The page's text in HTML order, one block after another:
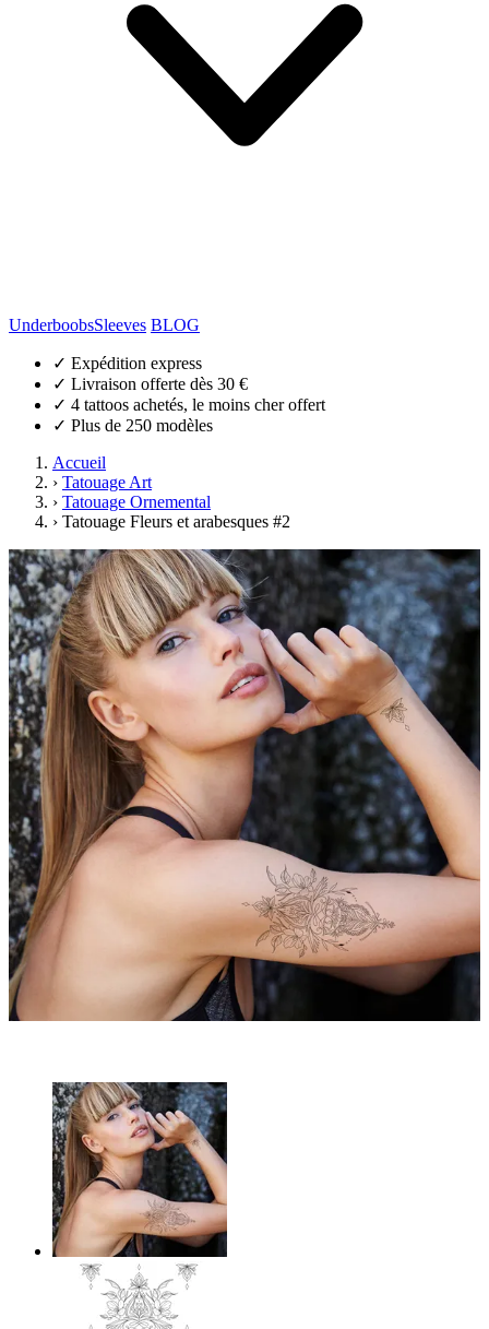
UnderboobsSleeves BLOG
✓ Expédition express
✓ Livraison offerte dès 30 €
✓ 4 tattoos achetés, le moins cher offert
✓ Plus de 250 modèles
Accueil
› Tatouage Art
› Tatouage Ornemental
› Tatouage Fleurs et arabesques #2